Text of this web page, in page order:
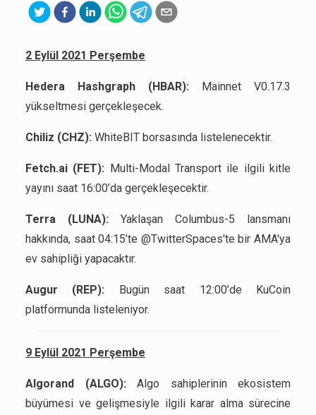
2 Eylül 2021 Perşembe
Hedera Hashgraph (HBAR): Mainnet V0.17.3
yükseltmesi gerçekleşecek.
Chiliz (CHZ): WhiteBIT borsasında listelenecektir.
Fetch.ai (FET): Multi-Modal Transport ile ilgili kitle
yayını saat 16:00’da gerçekleşecektir.
Terra (LUNA): Yaklaşan Columbus-5 lansmanı
hakkında, saat 04:15’te @TwitterSpaces'te bir AMA'ya
ev sahipliği yapacaktır.
Augur (REP): Bugün saat 12:00’de KuCoin
platformunda listeleniyor.
9 Eylül 2021 Perşembe
Algorand (ALGO): Algo sahiplerinin ekosistem
büyümesi ve gelişmesiyle ilgili karar alma sürecine